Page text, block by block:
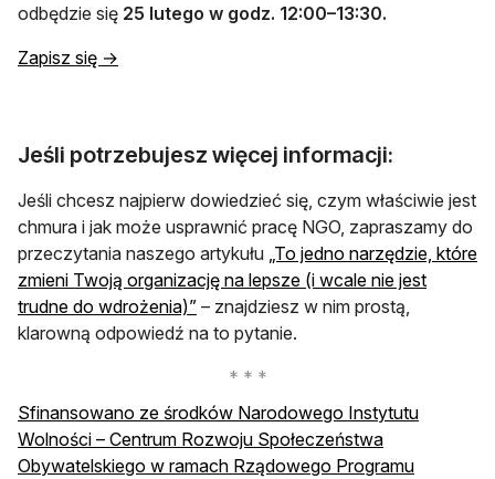
odbędzie się 25 lutego w godz. 12:00–13:30.
Zapisz się →
Jeśli potrzebujesz więcej informacji:
Jeśli chcesz najpierw dowiedzieć się, czym właściwie jest
chmura i jak może usprawnić pracę NGO, zapraszamy do
przeczytania naszego artykułu „To jedno narzędzie, które
zmieni Twoją organizację na lepsze (i wcale nie jest
trudne do wdrożenia)”otwiera się w nowej karcie
– znajdziesz w nim prostą,
klarowną odpowiedź na to pytanie.
Sfinansowano ze środków Narodowego Instytutu
Wolności – Centrum Rozwoju Społeczeństwa
Obywatelskiego w ramach Rządowego Programu